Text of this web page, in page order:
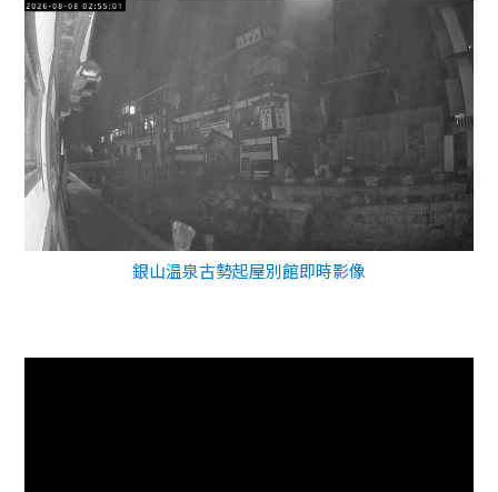
銀山温泉古勢起屋別館即時影像